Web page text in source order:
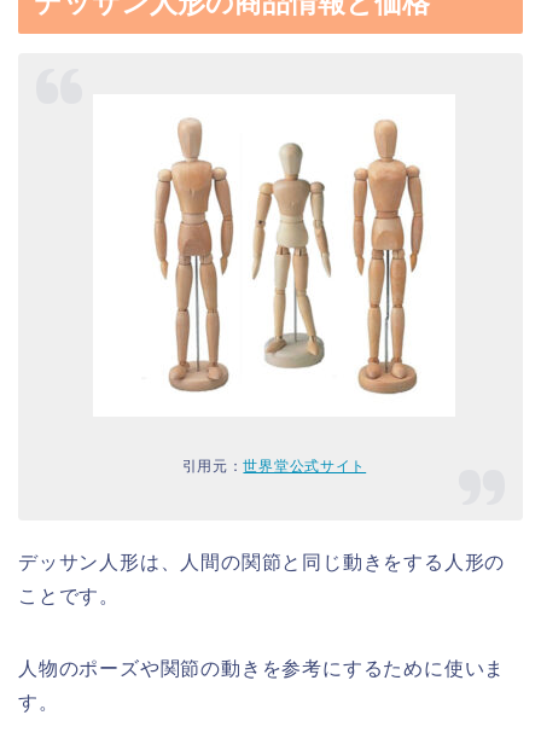
引用元：世界堂公式サイト
デッサン人形は、人間の関節と同じ動きをする人形の
ことです。
人物のポーズや関節の動きを参考にするために使いま
す。